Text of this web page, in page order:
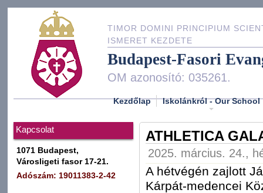
TIMOR DOMINI PRINCIPIUM
ISMERET KEZDETE
Budapest-Fasori
OM azonosító: 035261.
Kezdőlap Iskolánkról - Our School
Kapcsolat
1071 Budapest,
Városligeti fasor 17-21.
Adószám: 19011383-2-42
ATHLETICA
2025. március. 24.,
A hétvégén zajlott
Kárpát-medencei